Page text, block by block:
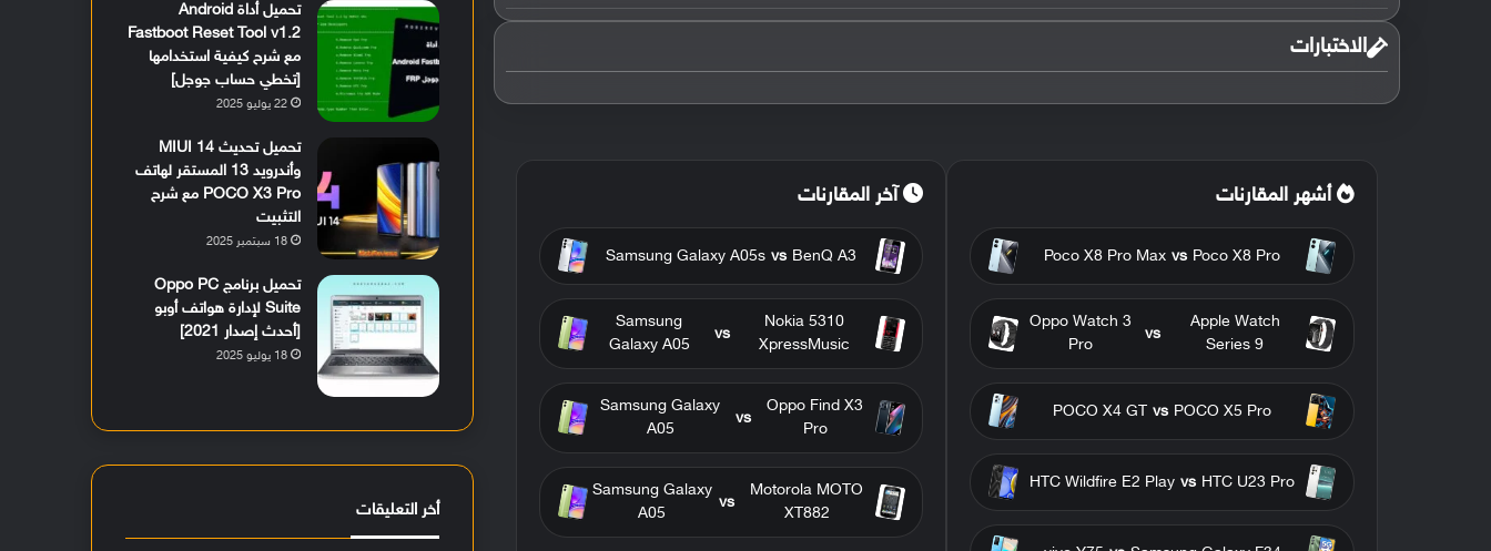
الاختبارات
أشهر المقارنات
Poco X8 Pro
vs
Poco X8 Pro Max
Apple Watch
Series 9
vs
Oppo Watch 3
Pro
POCO X5 Pro
vs
POCO X4 GT
HTC U23 Pro
vs
HTC Wildfire E2 Play
آخر المقارنات
BenQ A3
vs
Samsung Galaxy A05s
Nokia 5310
XpressMusic
vs
Samsung
Galaxy A05
Oppo Find X3
Pro
vs
Samsung Galaxy
A05
Motorola MOTO
XT882
vs
Samsung Galaxy
A05
تحميل أداة Android
Fastboot Reset Tool v1.2
مع شرح كيفية استخدامها
[تخطي حساب جوجل]
22 يوليو 2025
تحميل تحديث MIUI 14
وأندرويد 13 المستقر لهاتف
POCO X3 Pro مع شرح
التثبيت
18 سبتمبر 2025
تحميل برنامج Oppo PC
Suite لإدارة هواتف أوبو
[أحدث إصدار 2021]
18 يوليو 2025
أخر التعليقات